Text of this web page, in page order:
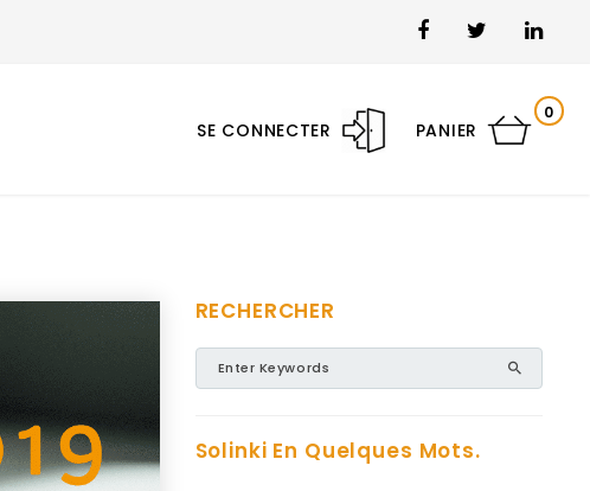
SE CONNECTER PANIER
0
RECHERCHER
Solinki En Quelques Mots.